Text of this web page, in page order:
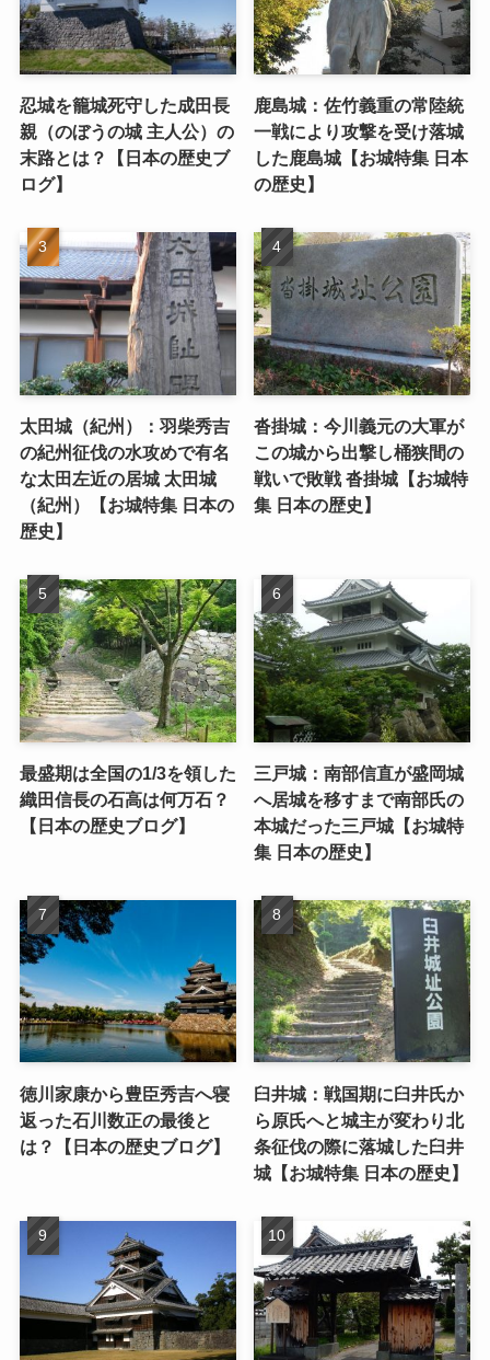
忍城を籠城死守した成田長
親（のぼうの城 主人公）の
末路とは？【日本の歴史ブ
ログ】
鹿島城：佐竹義重の常陸統
一戦により攻撃を受け落城
した鹿島城【お城特集 日本
の歴史】
太田城（紀州）：羽柴秀吉
の紀州征伐の水攻めで有名
な太田左近の居城 太田城
（紀州）【お城特集 日本の
歴史】
沓掛城：今川義元の大軍が
この城から出撃し桶狭間の
戦いで敗戦 沓掛城【お城特
集 日本の歴史】
最盛期は全国の1/3を領した
織田信長の石高は何万石？
【日本の歴史ブログ】
三戸城：南部信直が盛岡城
へ居城を移すまで南部氏の
本城だった三戸城【お城特
集 日本の歴史】
徳川家康から豊臣秀吉へ寝
返った石川数正の最後と
は？【日本の歴史ブログ】
臼井城：戦国期に臼井氏か
ら原氏へと城主が変わり北
条征伐の際に落城した臼井
城【お城特集 日本の歴史】